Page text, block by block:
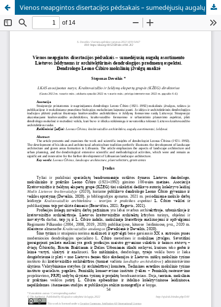
Vienos neapgintos disertacijos pėdsakais – sumedėjusių augalų asortimento Lietuvos želdynams ir architektūrinės dendrologijos pradmenų aspektai.